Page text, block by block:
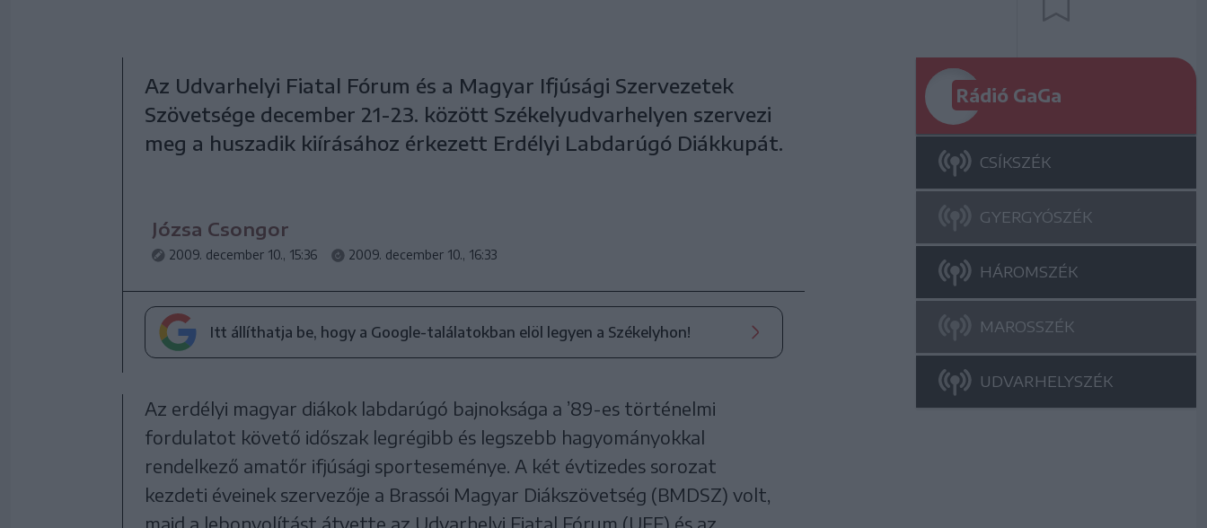
Az Udvarhelyi Fiatal Fórum és a Magyar Ifjúsági Szervezetek
Szövetsége december 21-23. között Székelyudvarhelyen szervezi
meg a huszadik kiírásához érkezett Erdélyi Labdarúgó Diákkupát.
Józsa Csongor
2009. december 10., 15:36 2009. december 10., 16:33
Itt állíthatja be, hogy a Google-találatokban elöl legyen a Székelyhon!
Az erdélyi magyar diákok labdarúgó bajnoksága a ’89-es történelmi
fordulatot követő időszak legrégibb és legszebb hagyományokkal
rendelkező amatőr ifjúsági sporteseménye. A két évtizedes sorozat
kezdeti éveinek szervezője a Brassói Magyar Diákszövetség (BMDSZ) volt,
majd a lebonyolítást átvette az Udvarhelyi Fiatal Fórum (UFF) és az
Rádió GaGa
CSÍKSZÉK
GYERGYÓSZÉK
HÁROMSZÉK
MAROSSZÉK
UDVARHELYSZÉK